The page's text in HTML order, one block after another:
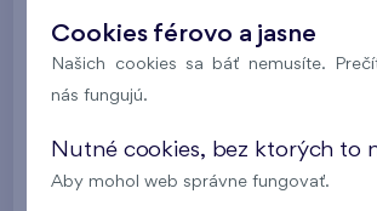
Vizualizácia
Galéria lokality
Cookies férovo a jasne
Našich cookies sa báť nemusíte.
nás fungujú.
Nutné cookies, bez ktorých to
Aby mohol web správne fungovať.